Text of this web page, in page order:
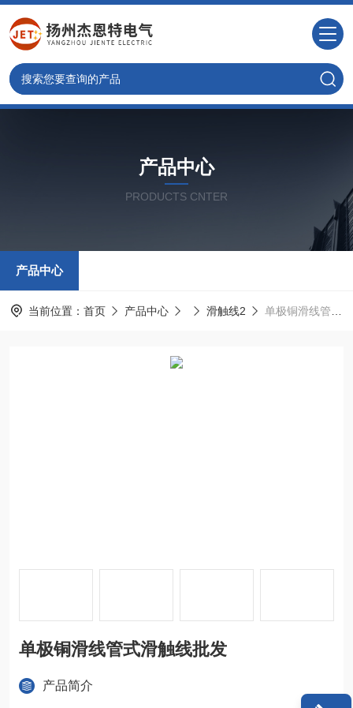
产品中心
PRODUCTS CNTER
产品中心
当前位置： 首页 产品中心 滑触线2 单极铜滑线管式滑触线批发
单极铜滑线管式滑触线批发
产品简介